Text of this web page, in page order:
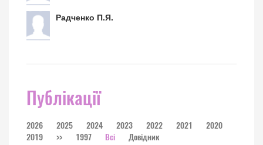
Радченко П.Я.
Публікації
2026 2025 2024 2023 2022 2021
2020
2019
>> 1997 Всі Довідник